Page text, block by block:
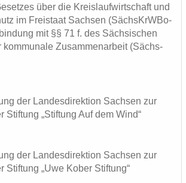
über die Kreis­lauf­wirt­schaft und
im Frei­staat Sach­sen (Sächs­KrW­Bo­
mit §§ 71 f. des Säch­si­schen
kom­mu­na­le Zu­sam­men­ar­beit (Sächs­
der Lan­des­di­rek­ti­on Sach­sen zur
Stif­tung „Stif­tung Auf dem Wind“
der Lan­des­di­rek­ti­on Sach­sen zur
Stif­tung „Uwe Kober Stif­tung“